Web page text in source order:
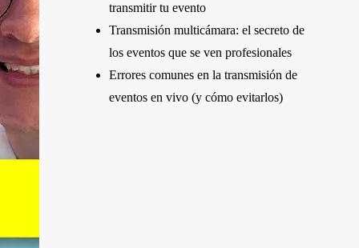
transmitir tu evento
Transmisión multicámara: el secreto de
los eventos que se ven profesionales
Errores comunes en la transmisión de
eventos en vivo (y cómo evitarlos)